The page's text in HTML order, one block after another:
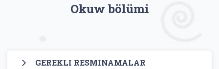
Okuw bölümi
GEREKLI RESMINAMALAR